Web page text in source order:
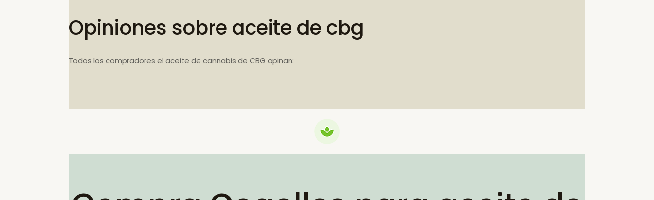
Opiniones sobre aceite de cbg
Todos los compradores el aceite de cannabis de CBG opinan: